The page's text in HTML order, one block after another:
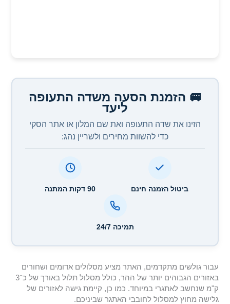
🚐 הזמנת הסעה משדה התעופה
ליעד
הזינו את שדה התעופה ואת שם המלון או אתר הסקי
כדי להשוות מחירים ולשריין נהג:
ביטול הזמנה חינם 90 דקות המתנה
תמיכה 24/7
עבור גולשים מתקדמים, האתר מציע מסלולים אדומים ושחורים
באזורים הגבוהים יותר של ההר, כולל מסלול תלול באורך של כ־3
ק"מ שנחשב לאתגרי במיוחד. כמו כן, קיימת גישה לאזורים של
גלישה מחוץ למסלול לחובבי האתגר שביניכם.